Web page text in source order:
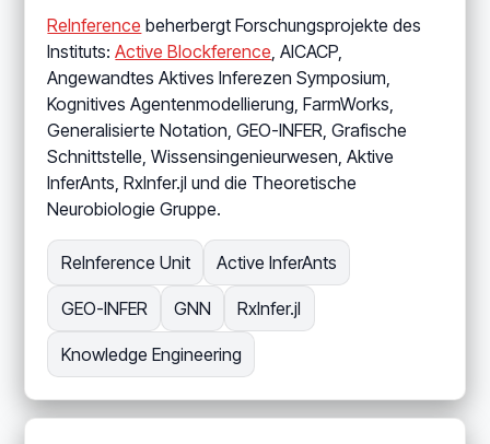
ReInference beherbergt Forschungsprojekte des
Instituts:Active Blockference, AICACP,
Angewandtes Aktives Inferezen Symposium,
Kognitives Agentenmodellierung, FarmWorks,
Generalisierte Notation, GEO-INFER, Grafische
Schnittstelle, Wissensingenieurwesen, Aktive
InferAnts, RxInfer.jl und die Theoretische
Neurobiologie Gruppe.
ReInference Unit Active InferAnts
GEO-INFER GNN RxInfer.jl
Knowledge Engineering